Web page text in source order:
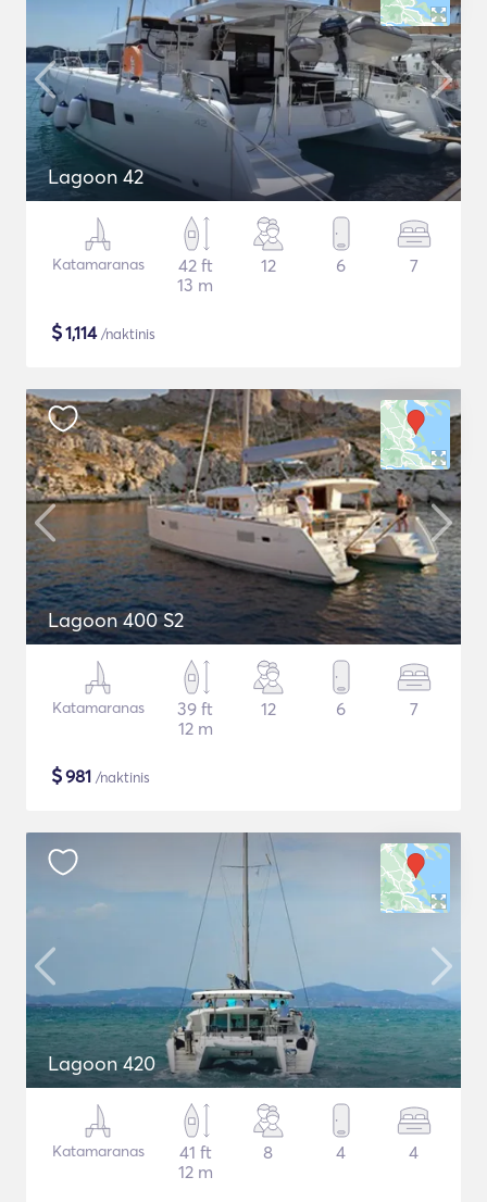
Lagoon 42
Katamaranas
42 ft
13 m
12 6 7
$1,114/naktinis
Lagoon 400 S2
Katamaranas
39 ft
12 m
12 6 7
$981 /naktinis
Lagoon 420
Katamaranas
41 ft
12 m
8 4 4